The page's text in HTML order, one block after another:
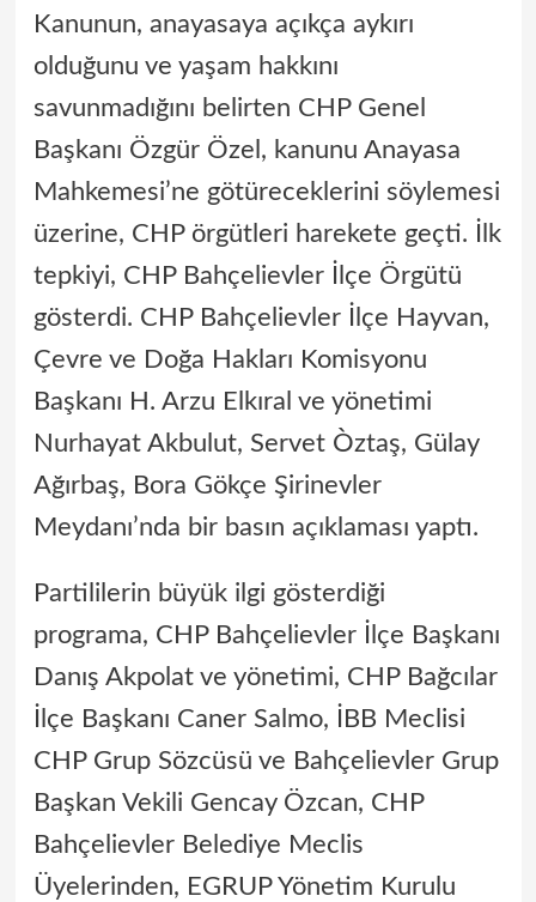
Kanunun, anayasaya açıkça aykırı
olduğunu ve yaşam hakkını
savunmadığını belirten CHP Genel
Başkanı Özgür Özel, kanunu Anayasa
Mahkemesi’ne götüreceklerini söylemesi
üzerine, CHP örgütleri harekete geçti. İlk
tepkiyi, CHP Bahçelievler İlçe Örgütü
gösterdi. CHP Bahçelievler İlçe Hayvan,
Çevre ve Doğa Hakları Komisyonu
Başkanı H. Arzu Elkıral ve yönetimi
Nurhayat Akbulut, Servet Òztaş, Gülay
Ağırbaş, Bora Gökçe Şirinevler
Meydanı’nda bir basın açıklaması yaptı.
Partililerin büyük ilgi gösterdiği
programa, CHP Bahçelievler İlçe Başkanı
Danış Akpolat ve yönetimi, CHP Bağcılar
İlçe Başkanı Caner Salmo, İBB Meclisi
CHP Grup Sözcüsü ve Bahçelievler Grup
Başkan Vekili Gencay Özcan, CHP
Bahçelievler Belediye Meclis
Üyelerinden, EGRUP Yönetim Kurulu